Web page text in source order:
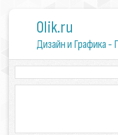
0lik.ru
Дизайн и Графика -